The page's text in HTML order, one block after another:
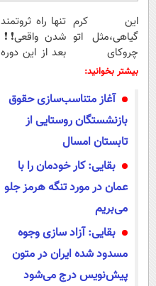
این کرم
گیاهی،مثل اتو
چروکای
پوستتوصاف
تنها راه ثروتمند
شدن واقعی❗❗
بعد از این دوره
بیشتر بخوانید:
آغاز متناسب‌سازی حقوق
بازنشستگان روستایی از
تابستان امسال
بقایی: کار خودمان را با
عمان در مورد تنگه هرمز جلو
می‌بریم
بقایی: آزاد سازی وجوه
مسدود شده ایران در متون
پیش‌نویس درج می‌شود